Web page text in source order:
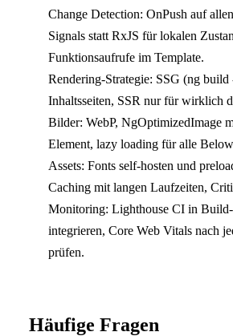
Change Detection: OnPush auf
Signals statt RxJS für lokalen
Funktionsaufrufe im Template.
Rendering-Strategie: SSG (ng build
Inhaltsseiten, SSR nur für wirklich
Bilder: WebP, NgOptimizedImage
Element, lazy loading für alle
Assets: Fonts self-hosten und
Caching mit langen Laufzeiten,
Monitoring: Lighthouse CI in
integrieren, Core Web Vitals nach
prüfen.
Häufige Fragen